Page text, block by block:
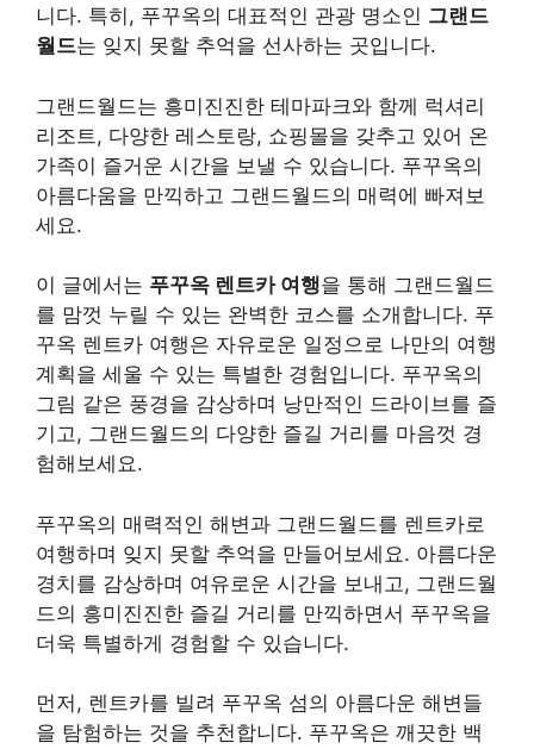
니다. 특히, 푸꾸옥의 대표적인 관광 명소인 그랜드
월드는 잊지 못할 추억을 선사하는 곳입니다.
그랜드월드는 흥미진진한 테마파크와 함께 럭셔리
리조트, 다양한 레스토랑, 쇼핑몰을 갖추고 있어 온
가족이 즐거운 시간을 보낼 수 있습니다. 푸꾸옥의
아름다움을 만끽하고 그랜드월드의 매력에 빠져보
세요.
이 글에서는 푸꾸옥 렌트카 여행을 통해 그랜드월드
를 맘껏 누릴 수 있는 완벽한 코스를 소개합니다. 푸
꾸옥 렌트카 여행은 자유로운 일정으로 나만의 여행
계획을 세울 수 있는 특별한 경험입니다. 푸꾸옥의
그림 같은 풍경을 감상하며 낭만적인 드라이브를 즐
기고, 그랜드월드의 다양한 즐길 거리를 마음껏 경
험해보세요.
푸꾸옥의 매력적인 해변과 그랜드월드를 렌트카로
여행하며 잊지 못할 추억을 만들어보세요. 아름다운
경치를 감상하며 여유로운 시간을 보내고, 그랜드월
드의 흥미진진한 즐길 거리를 만끽하면서 푸꾸옥을
더욱 특별하게 경험할 수 있습니다.
먼저, 렌트카를 빌려 푸꾸옥 섬의 아름다운 해변들
을 탐험하는 것을 추천합니다. 푸꾸옥은 깨끗한 백